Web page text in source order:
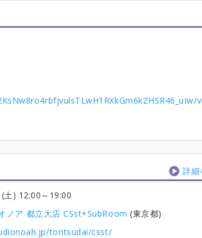
詳細
土) 12:00 ～19:00
ノア 都立大店 CSst+SubRoom (東京都)
toritsudai/csst/